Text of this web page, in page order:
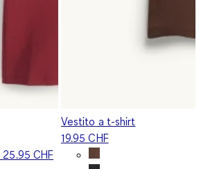
25.95 CHF
Vestito a t-shirt
19.95 CHF